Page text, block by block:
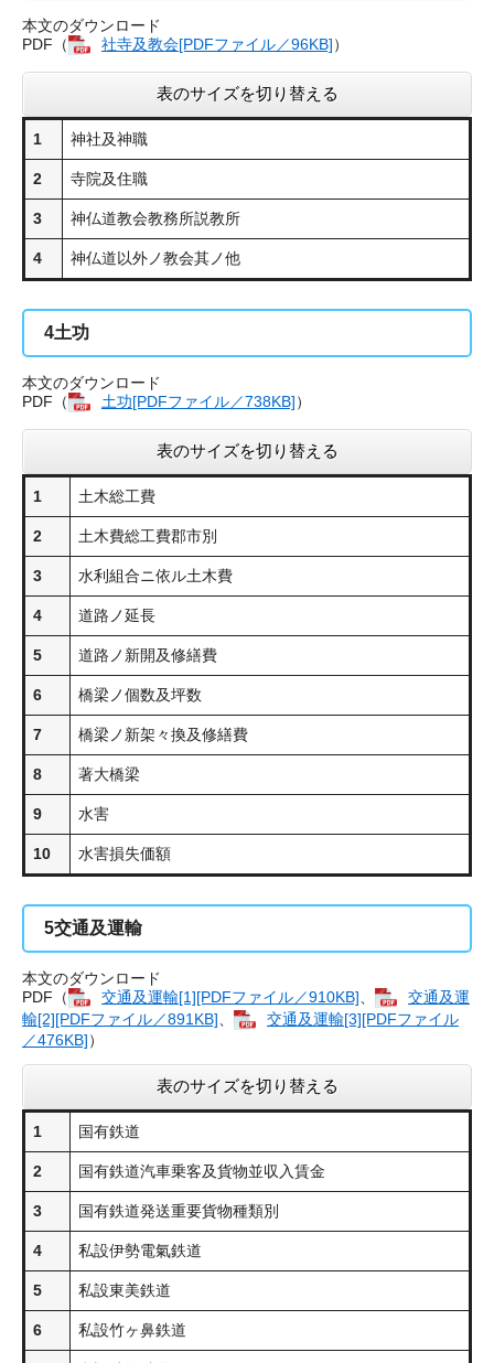
本文のダウンロード
PDF（
社寺及教会[PDFファイル／96KB]）
表のサイズを切り替える
1 神社及神職
2 寺院及住職
3 神仏道教会教務所説教所
4 神仏道以外ノ教会其ノ他
4土功
本文のダウンロード
PDF（
土功[PDFファイル／738KB]）
表のサイズを切り替える
1 土木総工費
2 土木費総工費郡市別
3 水利組合ニ依ル土木費
4 道路ノ延長
5 道路ノ新開及修繕費
6 橋梁ノ個数及坪数
7 橋梁ノ新架々換及修繕費
8 著大橋梁
9 水害
10 水害損失価額
5交通及運輸
本文のダウンロード
PDF（
交通及運輸[1][PDFファイル／910KB]
交通及運
輸[2][PDFファイル／891KB]
交通及運輸[3][PDFファイル
／476KB]）
表のサイズを切り替える
1 国有鉄道
2 国有鉄道汽車乗客及貨物並収入賃金
3 国有鉄道発送重要貨物種類別
4 私設伊勢電氣鉄道
5 私設東美鉄道
6 私設竹ヶ鼻鉄道